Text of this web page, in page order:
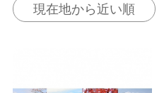
現在地から近い順
ら